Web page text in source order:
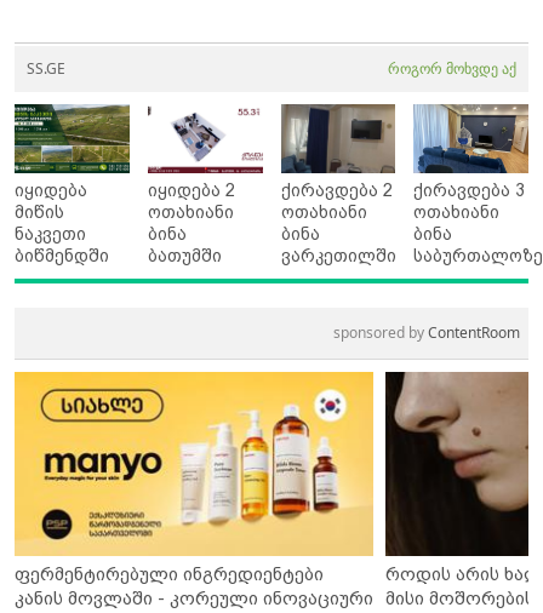
SS.GE როგორ მოხვდე აქ
იყიდება
მიწის
ნაკვეთი
ბიწმენდში
იყიდება 2
ოთახიანი
ბინა
ბათუმში
ქირავდება 2
ოთახიანი
ბინა
ვარკეთილში
ქირავდება 3
ოთახიანი
ბინა
საბურთალოზე
sponsored byContentRoom
ფერმენტირებული ინგრედიენტები
კანის მოვლაში - კორეული ინოვაციური
როდის არის
მისი მოშორების